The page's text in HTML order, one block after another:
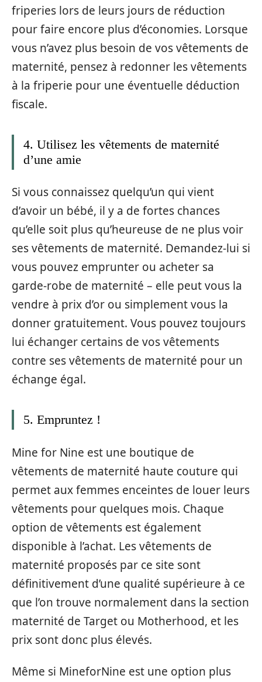
friperies lors de leurs jours de réduction
pour faire encore plus d’économies. Lorsque
vous n’avez plus besoin de vos vêtements de
maternité, pensez à redonner les vêtements
à la friperie pour une éventuelle déduction
fiscale.
4. Utilisez les vêtements de maternité
d’une amie
Si vous connaissez quelqu’un qui vient
d’avoir un bébé, il y a de fortes chances
qu’elle soit plus qu’heureuse de ne plus voir
ses vêtements de maternité. Demandez-lui si
vous pouvez emprunter ou acheter sa
garde-robe de maternité – elle peut vous la
vendre à prix d’or ou simplement vous la
donner gratuitement. Vous pouvez toujours
lui échanger certains de vos vêtements
contre ses vêtements de maternité pour un
échange égal.
5. Empruntez !
Mine for Nine est une boutique de
vêtements de maternité haute couture qui
permet aux femmes enceintes de louer leurs
vêtements pour quelques mois. Chaque
option de vêtements est également
disponible à l’achat. Les vêtements de
maternité proposés par ce site sont
définitivement d’une qualité supérieure à ce
que l’on trouve normalement dans la section
maternité de Target ou Motherhood, et les
prix sont donc plus élevés.
Même si MineforNine est une option plus